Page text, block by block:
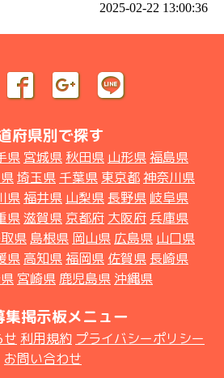
2025-02-22 13:00:36
府県別で探す
県 宮城県 秋田県 山形県福島県
埼玉県 千葉県 東京都神奈川県
県福井県 山梨県 長野県 岐阜県
県滋賀県 京都府 大阪府 兵庫県
県 島根県 岡山県 広島県 山口県
県 高知県福岡県 佐賀県 長崎県
宮崎県 鹿児島県 沖縄県
集掲示板メニュー
せ 利用規約 プライバシーポリシー
お問い合わせ